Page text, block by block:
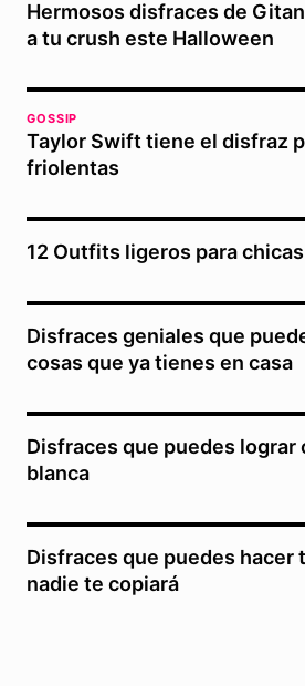
Hermosos disfraces de
a tu crush este Halloween
GOSSIP
Taylor Swift tiene el disfraz
friolentas
12 Outfits ligeros para
Disfraces geniales que
cosas que ya tienes en casa
Disfraces que puedes lograr
blanca
Disfraces que puedes hacer
nadie te copiará